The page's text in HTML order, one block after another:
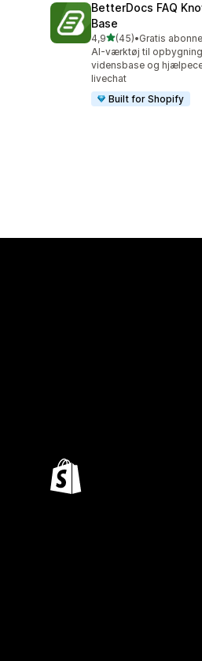
BetterDocs FAQ
Base
4,9ud af 5 stjerner
(45)
45 anmeldelser i alt
•
AI-værktøj til opbygning
vidensbase og
livechat
Built for Shopify